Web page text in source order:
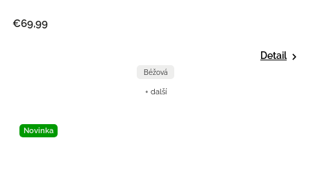
€69,99
Detail
Béžová
+ další
Novinka